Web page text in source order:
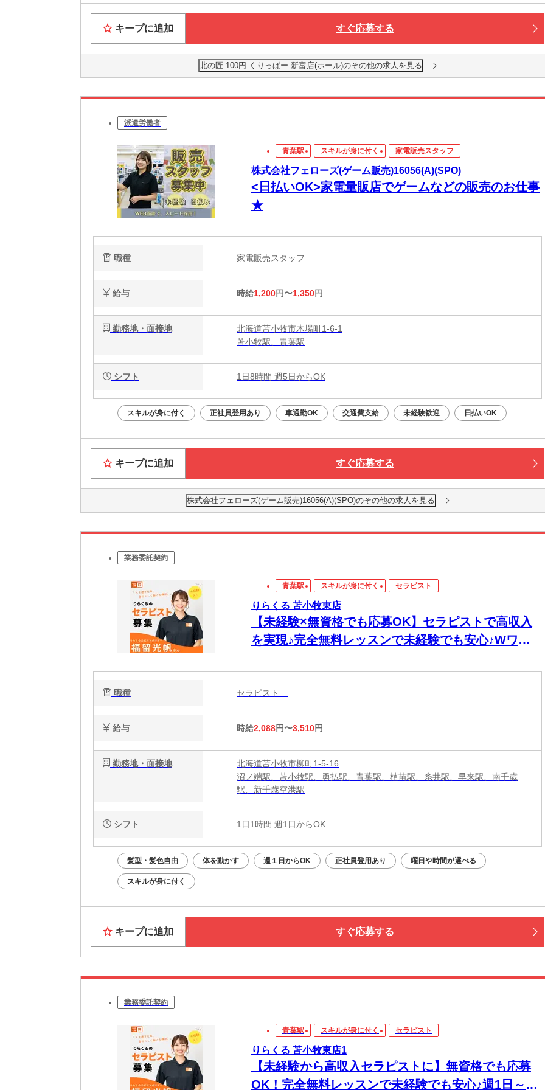
キープに追加 すぐ応募する
北の匠 100円 くりっぱー 新富店(ホール)のその他の求人を見る
派遣労働者
青葉駅 スキルが身に付く 家電販売スタッフ
株式会社フェローズ(ゲーム販売)16056(A)(SPO)
<日払いOK>家電量販店でゲームなどの販売のお仕事
★
職種 家電販売スタッフ
給与 時給1,200円〜1,350円
勤務地・面接地
北海道苫小牧市木場町1-6-1
苫小牧駅、青葉駅
シフト 1日8時間 週5日からOK
スキルが身に付く 正社員登用あり 車通勤OK 交通費支給 未経験歓迎 日払いOK
キープに追加 すぐ応募する
株式会社フェローズ(ゲーム販売)16056(A)(SPO)のその他の求人を見る
業務委託契約
青葉駅 スキルが身に付く セラピスト
りらくる 苫小牧東店
【未経験×無資格でも応募OK】セラピストで高収入
を実現♪完全無料レッスンで未経験でも安心♪Wワー
職種 セラピスト
給与 時給2,088円〜3,510円
勤務地・面接地
北海道苫小牧市柳町1-5-16
沼ノ端駅、苫小牧駅、勇払駅、青葉駅、植苗駅、糸井駅、早来駅、南千歳
駅、新千歳空港駅
シフト 1日1時間 週1日からOK
髪型・髪色自由 体を動かす 週１日からOK 正社員登用あり 曜日や時間が選べる
スキルが身に付く
キープに追加 すぐ応募する
業務委託契約
青葉駅 スキルが身に付く セラピスト
りらくる 苫小牧東店1
【未経験から高収入セラピストに】無資格でも応募
OK！完全無料レッスンで未経験でも安心♪週1日～1